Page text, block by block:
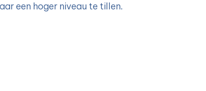
een hoger niveau te tillen.